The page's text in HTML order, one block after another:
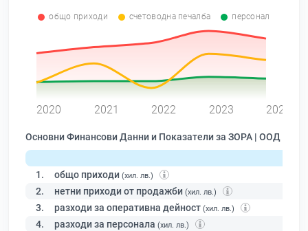
общо приходи счетоводна печалба персонал
2020 2021 2022 2023 2024
Основни Финансови Данни и Показатели за ЗОРА | ООД
1. общо приходи (хил. лв.)
2. нетни приходи от продажби (хил. лв.)
3. разходи за оперативна дейност (хил. лв.)
4. разходи за персонала (хил. лв.)